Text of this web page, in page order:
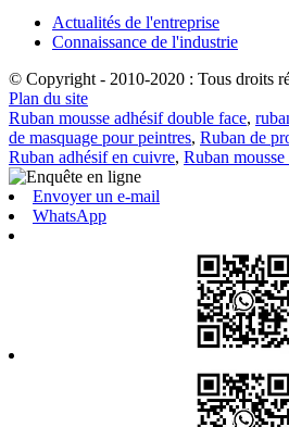
Actualités de l'entreprise
Connaissance de l'industrie
© Copyright - 2010-2020 : Tous droits
Plan du site
Ruban mousse adhésif double face,
de masquage pour peintres, Ruban de
Ruban adhésif en cuivre, Ruban mousse
Envoyer un e-mail
WhatsApp